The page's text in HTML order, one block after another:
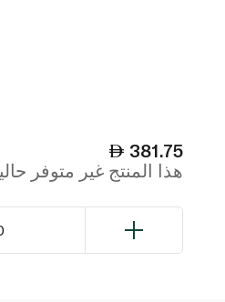
381.75
هذا المنتج غير متوفر